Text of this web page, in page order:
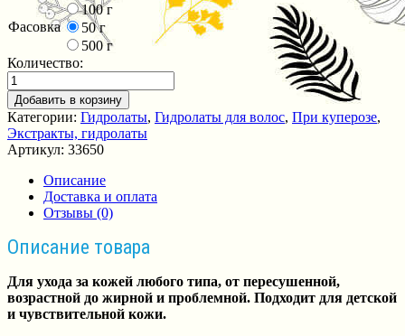
Фасовка
100 г
50 г
500 г
Количество:
Добавить в корзину
Категории: Гидролаты, Гидролаты для волос, При куперозе,
Экстракты, гидролаты
Артикул: 33650
Описание
Доставка и оплата
Отзывы (0)
Описание товара
Для ухода за кожей любого типа, от пересушенной,
возрастной до жирной и проблемной. Подходит для детской
и чувствительной кожи.